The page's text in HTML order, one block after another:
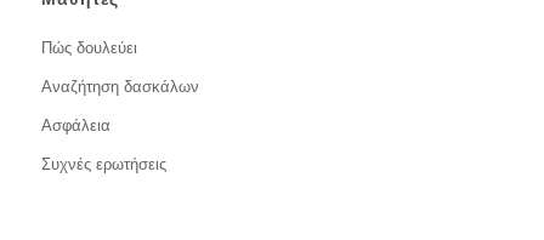
Πώς δουλεύει
Αναζήτηση δασκάλων
Ασφάλεια
Συχνές ερωτήσεις